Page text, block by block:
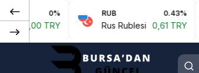
0,00 TRY
RUB 0.43%
Rus Rublesi 0,61 TRY